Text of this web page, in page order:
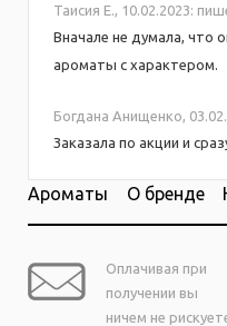
Таисия Е., 10.02.2023:
Вначале не думала, что
ароматы с характером.
Богдана Анищенко,
Заказала по акции и
Ароматы О бренде
Оплачивая при
получении вы
ничем не